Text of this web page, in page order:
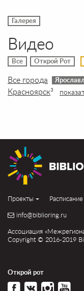
Галерея
Видео
Все Открой Рот
Все города
Красноярск3
Проекты Расписание
info@biblioring.ru
Ассоциация
Copyright © 2016-2019
Открой рот